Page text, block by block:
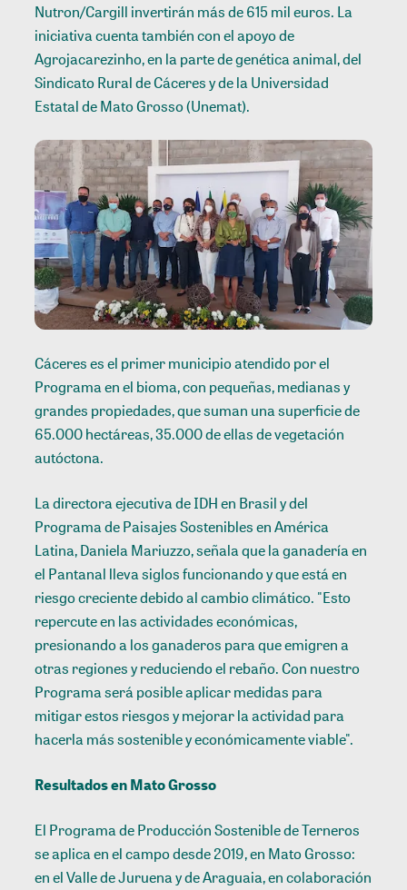
Nutron/Cargill invertirán más de 615 mil euros. La
iniciativa cuenta también con el apoyo de
Agrojacarezinho, en la parte de genética animal, del
Sindicato Rural de Cáceres y de la Universidad
Estatal de Mato Grosso (Unemat).
Cáceres es el primer municipio atendido por el
Programa en el bioma, con pequeñas, medianas y
grandes propiedades, que suman una superficie de
65.000 hectáreas, 35.000 de ellas de vegetación
autóctona.
La directora ejecutiva de IDH en Brasil y del
Programa de Paisajes Sostenibles en América
Latina, Daniela Mariuzzo, señala que la ganadería en
el Pantanal lleva siglos funcionando y que está en
riesgo creciente debido al cambio climático. "Esto
repercute en las actividades económicas,
presionando a los ganaderos para que emigren a
otras regiones y reduciendo el rebaño. Con nuestro
Programa será posible aplicar medidas para
mitigar estos riesgos y mejorar la actividad para
hacerla más sostenible y económicamente viable".
Resultados en Mato Grosso
El Programa de Producción Sostenible de Terneros
se aplica en el campo desde 2019, en Mato Grosso:
en el Valle de Juruena y de Araguaia, en colaboración